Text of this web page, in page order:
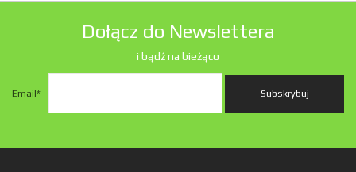
Dołącz do Newslettera
i bądź na bieżąco
Email *